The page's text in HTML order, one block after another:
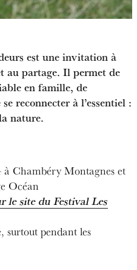
est une invitation à
au partage. Il permet de
en famille, de
reconnecter à l’essentiel :
nature.
Chambéry Montagnes et
Océan
le site du Festival Les
surtout pendant les